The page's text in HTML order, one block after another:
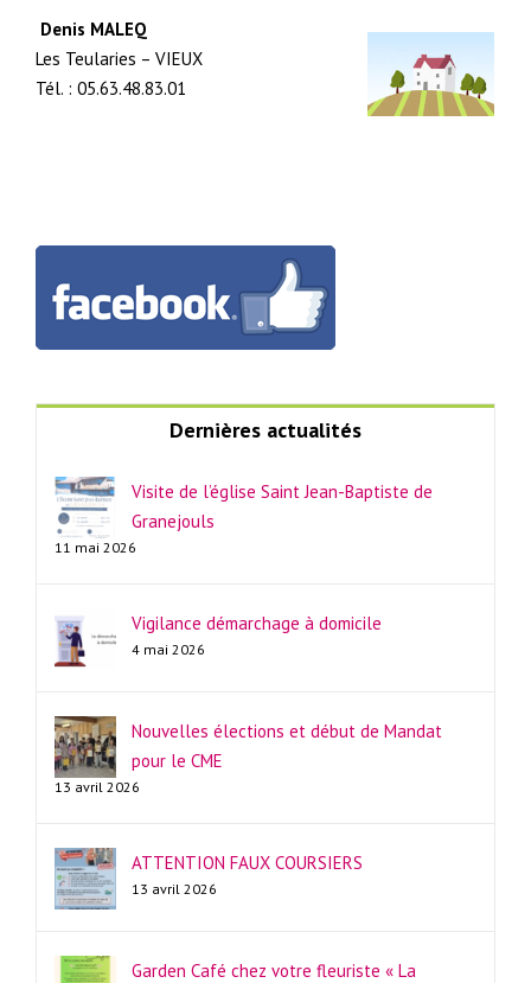
Denis MALEQ
Les Teularies – VIEUX
Tél. : 05.63.48.83.01
Dernières actualités
Visite de l’église Saint Jean-Baptiste de
Granejouls
11 mai 2026
Vigilance démarchage à domicile
4 mai 2026
Nouvelles élections et début de Mandat
pour le CME
13 avril 2026
ATTENTION FAUX COURSIERS
13 avril 2026
Garden Café chez votre fleuriste « La